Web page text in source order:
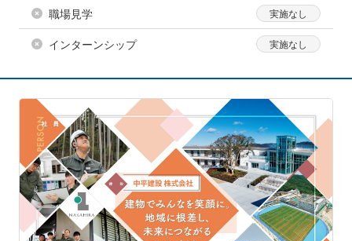
職場見学
インターンシップ